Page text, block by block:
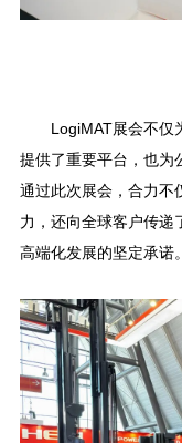
LogiMAT展会不仅
提供了重要平台，也为
通过此次展会，合力不
力，还向全球客户传递
高端化发展的坚定承诺。